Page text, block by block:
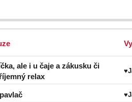
ale i u čaje a zákusku či
relax